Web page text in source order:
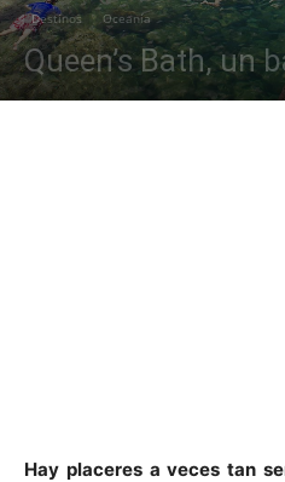
Destinos Oceanía
Queen’s Bath, un
Hay placeres a veces tan